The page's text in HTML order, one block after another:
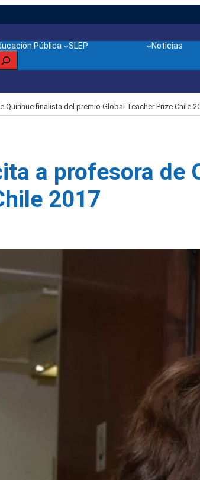
Pública SLEP Noticias
finalista del premio Global Teacher Prize Chile
a profesora de
2017